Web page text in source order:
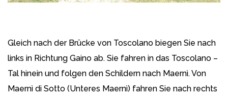
Gleich nach der Brücke von Toscolano biegen Sie nach
links in Richtung Gaino ab. Sie fahren in das Toscolano –
Tal hinein und folgen den Schildern nach Maernì. Von
Maernì di Sotto (Unteres Maernì) fahren Sie nach rechts